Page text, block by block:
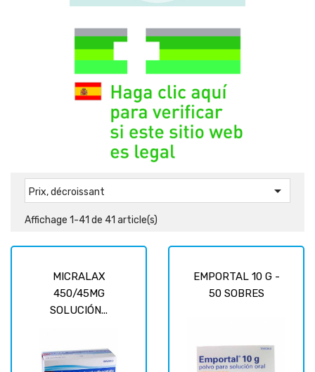
Prix, décroissant 
Affichage 1-41 de 41 article(s)
MICRALAX
450/45MG
SOLUCIÓN...
EMPORTAL 10 G -
50 SOBRES